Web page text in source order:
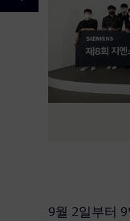
9월 2일부터